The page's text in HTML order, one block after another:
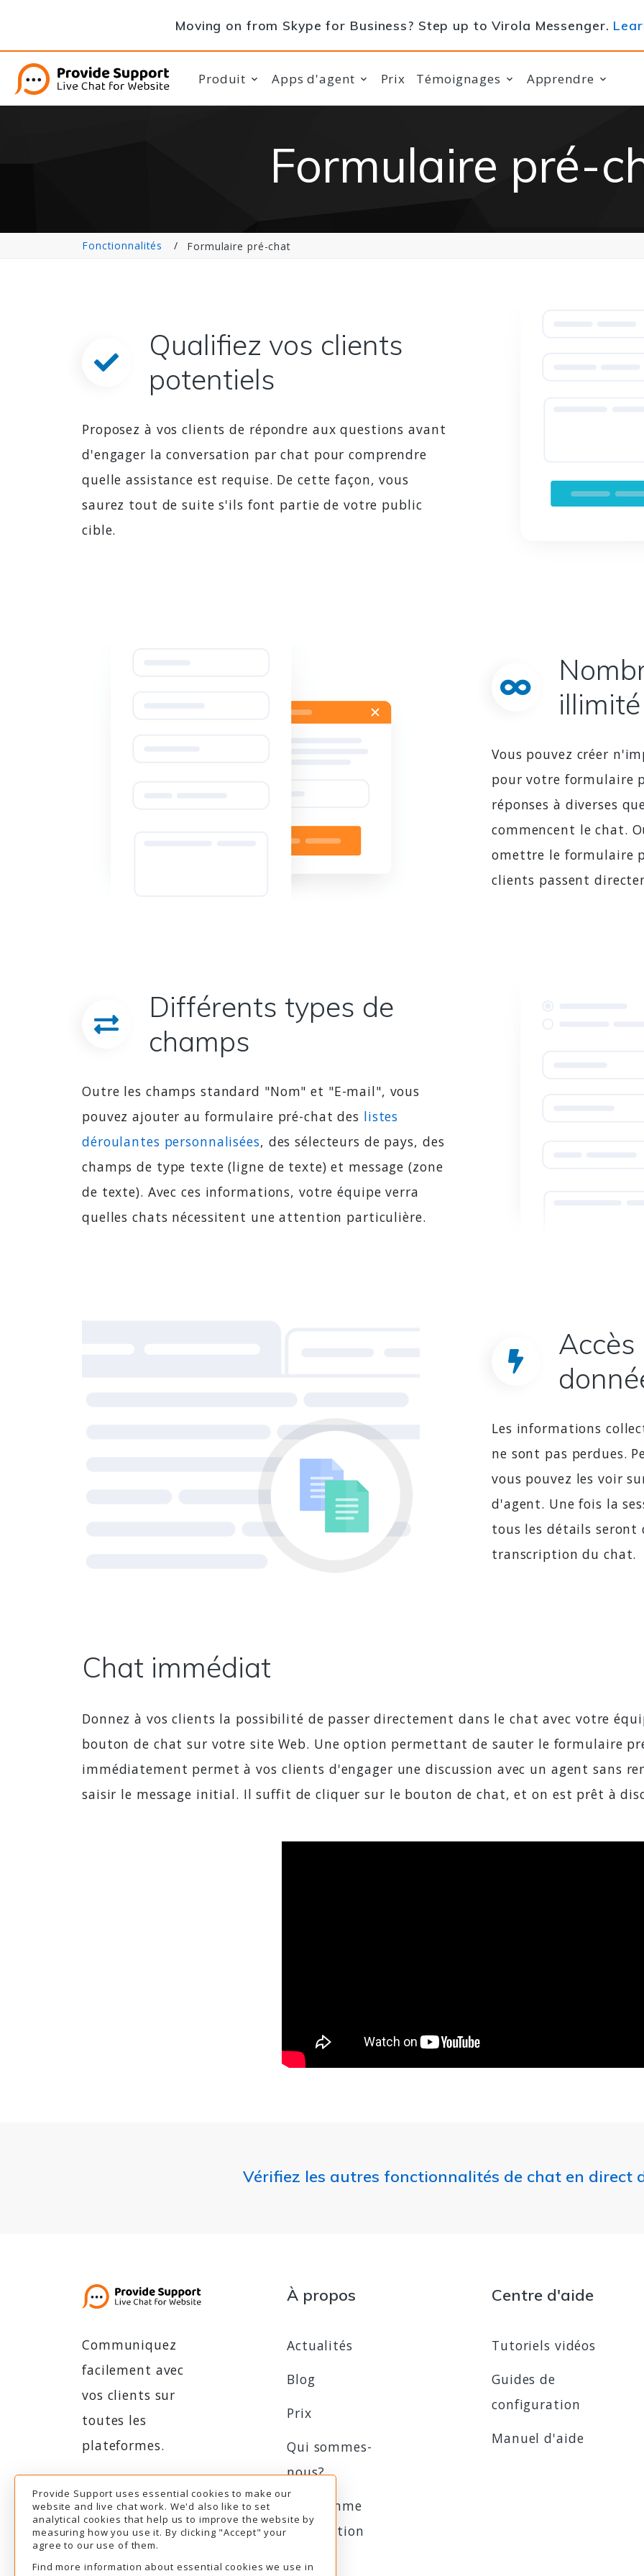
Moving on from Skype for Business? Step up to Virola Messenger.
Produit Apps d'agent Prix Témoignages Apprendre
Formulaire pré-
Fonctionnalités Formulaire pré-chat
Qualifiez vos clients
potentiels
Proposez à vos clients de répondre aux questions avant
d'engager la conversation par chat pour comprendre
quelle assistance est requise. De cette façon, vous
saurez tout de suite s'ils font partie de votre public
cible.
illimité
Vous pouvez créer
pour votre formulaire
réponses à diverses
commencent le chat.
omettre le formulaire
clients passent
Différents types de
champs
Outre les champs standard "Nom" et "E-mail", vous
pouvez ajouter au formulaire pré-chat des listes
déroulantes personnalisées, des sélecteurs de pays, des
champs de type texte (ligne de texte) et message (zone
de texte). Avec ces informations, votre équipe verra
quelles chats nécessitent une attention particulière.
Les informations
ne sont pas perdues.
vous pouvez les voir
d'agent. Une fois la
tous les détails seront
transcription du chat.
Chat immédiat
Donnez à vos clients la possibilité de passer directement dans le chat avec votre
bouton de chat sur votre site Web. Une option permettant de sauter le formulaire
immédiatement permet à vos clients d'engager une discussion avec un agent sans
saisir le message initial. Il suffit de cliquer sur le bouton de chat, et on est prêt à
Vérifiez les autres fonctionnalités de chat en direct
Communiquez
facilement avec
vos clients sur
toutes les
plateformes.
Essai gratuit
Essai gratuit
À propos
Actualités
Blog
Prix
Qui sommes-
nous?
Programme
d'affiliation
Centre d'aide
Tutoriels vidéos
Guides de
configuration
Manuel d'aide
Provide Support uses essential cookies to make our
website and live chat work. We'd also like to set
analytical cookies that help us to improve the website by
measuring how you use it. By clicking "Accept" your
agree to our use of them.
Find more information about essential cookies we use in